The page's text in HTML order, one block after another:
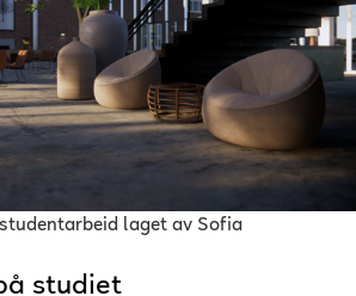
laget av Sofia
studiet